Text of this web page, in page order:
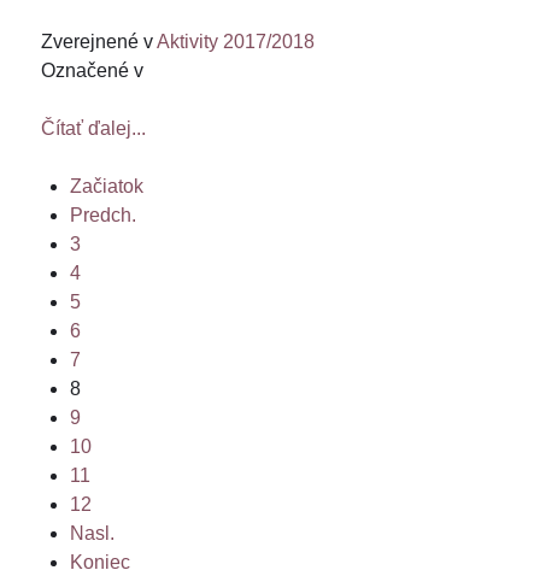
Zverejnené vAktivity 2017/2018
Označené v
Čítať ďalej...
Začiatok
Predch.
3
4
5
6
7
8
9
10
11
12
Nasl.
Koniec